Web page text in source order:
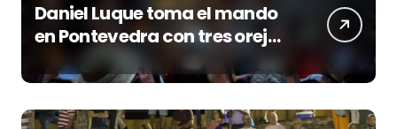
Daniel Luque toma el mando
en Pontevedra con tres orejas
y una Puerta Grande de peso